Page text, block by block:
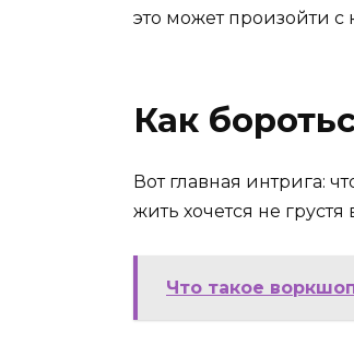
это может произойти с
Как
Вот главная интрига:
жить хочется не грустя
Что такое